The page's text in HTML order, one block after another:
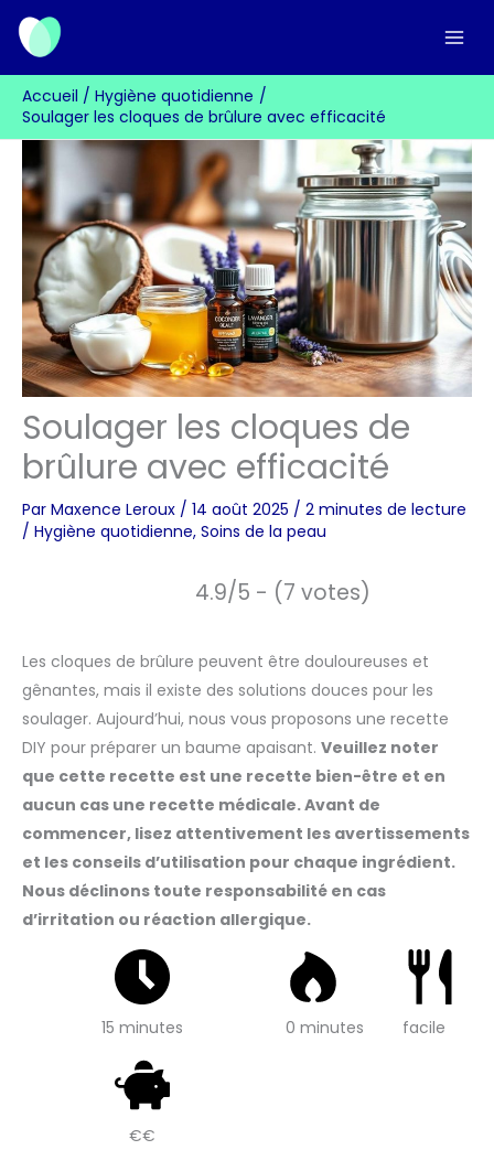
Aller
contenu
Accueil
Hygiène quotidienne
Soulager les cloques de brûlure avec efficacité
Soulager les cloques de
brûlure avec efficacité
Par Maxence Leroux / 14 août 2025 / 2 minutes de lecture
/ Hygiène quotidienne, Soins de la peau
4.9/5 - (7 votes)
Les cloques de brûlure peuvent être douloureuses et
gênantes, mais il existe des solutions douces pour les
soulager. Aujourd’hui, nous vous proposons une recette
DIY pour préparer un baume apaisant. Veuillez noter
que cette recette est une recette bien-être et en
aucun cas une recette médicale. Avant de
commencer, lisez attentivement les avertissements
et les conseils d’utilisation pour chaque ingrédient.
Nous déclinons toute responsabilité en cas
d’irritation ou réaction allergique.
15 minutes 0 minutes facile
€€